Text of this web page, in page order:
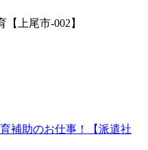
上尾市-002】
補助のお仕事！【派遣社